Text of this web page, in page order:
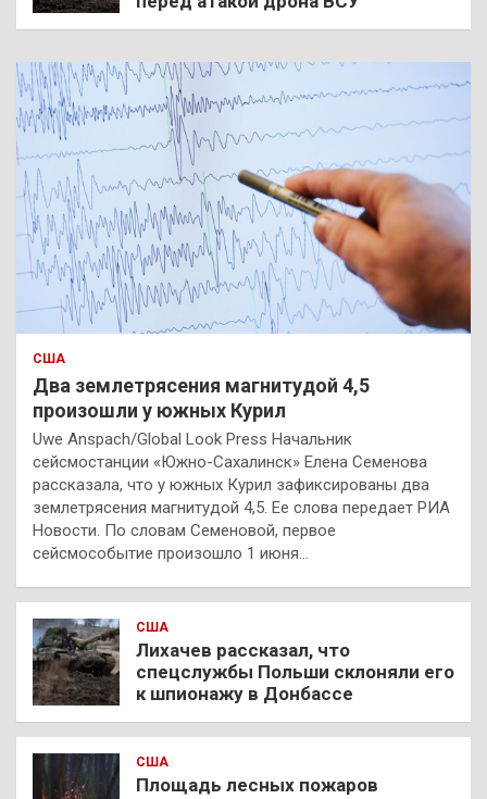
США
Два землетрясения магнитудой 4,5
произошли у южных Курил
Uwe Anspach/Global Look Press Начальник
сейсмостанции «Южно-Сахалинск» Елена Семенова
рассказала, что у южных Курил зафиксированы два
землетрясения магнитудой 4,5. Ее слова передает РИА
Новости. По словам Семеновой, первое
сейсмособытие произошло 1 июня…
США
Лихачев рассказал, что
спецслужбы Польши склоняли его
к шпионажу в Донбассе
США
Площадь лесных пожаров